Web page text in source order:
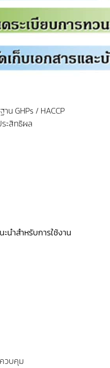
GHPs / HACCP
ะสิทธิผล
นำสำหรับการใช้งาน
วบคุม